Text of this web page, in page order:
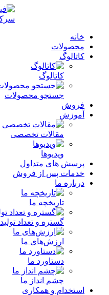
خانه
محصولات
کاتالوگ
کاتالوگ
جستجو محصولات
فروش
آموزش
مقالات تخصصی
ویدیوها
پرسش های متداول
خدمات پس از فروش
درباره ما
تاریخچه ما
گستره و تعداد تولید
ارزش‌های ما
دستاورد ما
چشم انداز ما
استخدام و همکاری